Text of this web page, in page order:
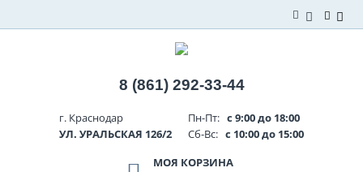
8 (861) 292-33-44
г. Краснодар
УЛ. УРАЛЬСКАЯ 126/2
Пн-Пт: с 9:00 до 18:00
Сб-Вс: с 10:00 до 15:00
МОЯ КОРЗИНА